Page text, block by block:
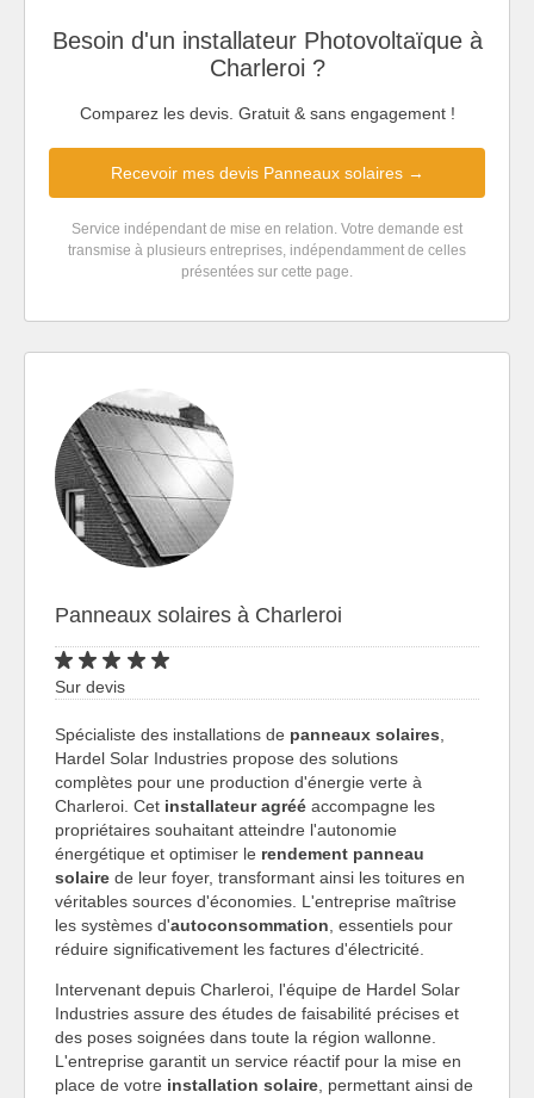
Besoin d'un installateur Photovoltaïque à
Charleroi ?
Comparez les devis. Gratuit & sans engagement !
Recevoir mes devis Panneaux solaires →
Service indépendant de mise en relation. Votre demande est
transmise à plusieurs entreprises, indépendamment de celles
présentées sur cette page.
Panneaux solaires à Charleroi
Sur devis
Spécialiste des installations de panneaux solaires
Hardel Solar Industries propose des solutions
complètes pour une production d'énergie verte à
Charleroi. Cet installateur agréé accompagne les
propriétaires souhaitant atteindre l'autonomie
énergétique et optimiser le rendement panneau
solaire de leur foyer, transformant ainsi les toitures en
véritables sources d'économies. L'entreprise maîtrise
les systèmes d'autoconsommation , essentiels pour
réduire significativement les factures d'électricité.
Intervenant depuis Charleroi, l'équipe de Hardel Solar
Industries assure des études de faisabilité précises et
des poses soignées dans toute la région wallonne.
L'entreprise garantit un service réactif pour la mise en
place de votre installation solaire , permettant ainsi de